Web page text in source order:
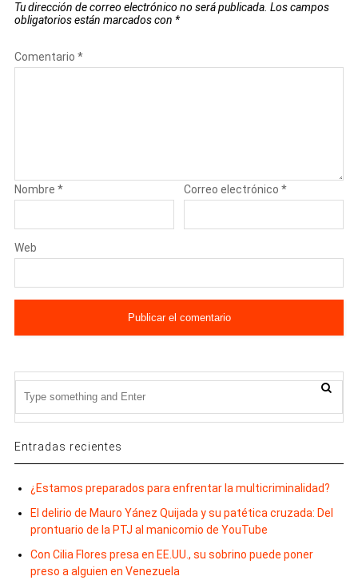
Tu dirección de correo electrónico no será publicada. Los campos
obligatorios están marcados con *
Comentario *
Nombre * Correo electrónico*
Web
Entradas recientes
¿Estamos preparados para enfrentar la multicriminalidad?
El delirio de Mauro Yánez Quijada y su patética cruzada: Del
prontuario de la PTJ al manicomio de YouTube
Con Cilia Flores presa en EE.UU., su sobrino puede poner
preso a alguien en Venezuela